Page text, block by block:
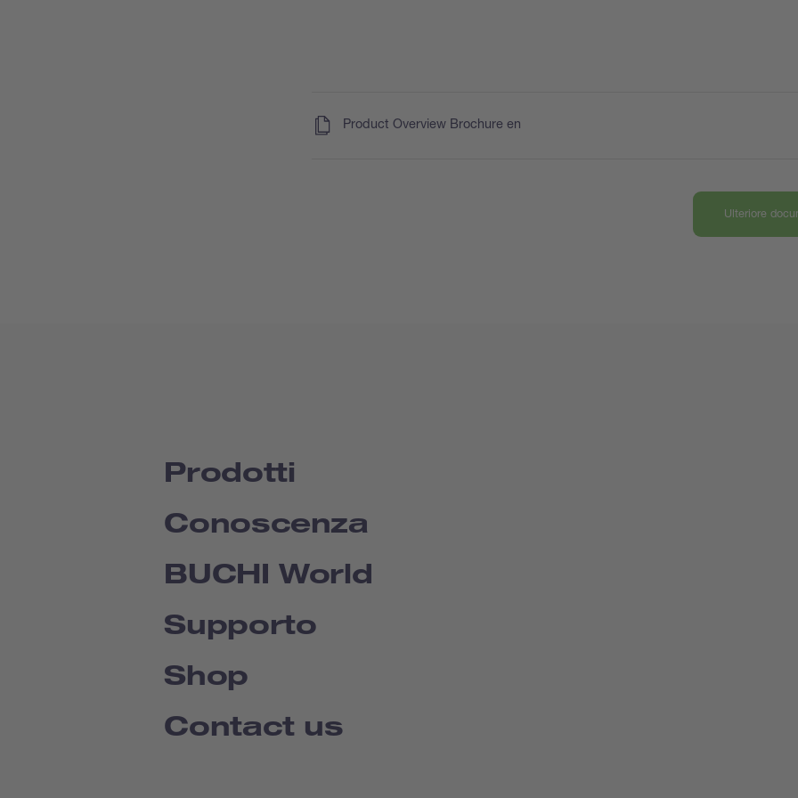
Product Overview Brochure en
Ulteriore
Prodotti
Conoscenza
BUCHI World
Supporto
Shop
Contact us